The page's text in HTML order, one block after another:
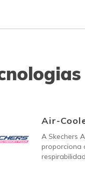
Air-
A Skechers
proporciona